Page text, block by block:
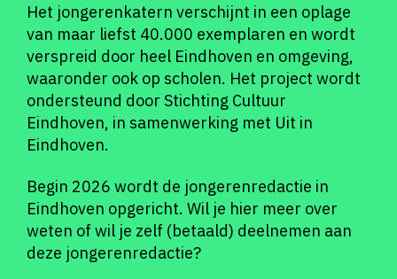
Het jongerenkatern verschijnt in een oplage
van maar liefst 40.000 exemplaren en wordt
verspreid door heel Eindhoven en omgeving,
waaronder ook op scholen. Het project wordt
ondersteund door Stichting Cultuur
Eindhoven, in samenwerking met Uit in
Eindhoven.
Begin 2026 wordt de jongerenredactie in
Eindhoven opgericht. Wil je hier meer over
weten of wil je zelf (betaald) deelnemen aan
deze jongerenredactie?